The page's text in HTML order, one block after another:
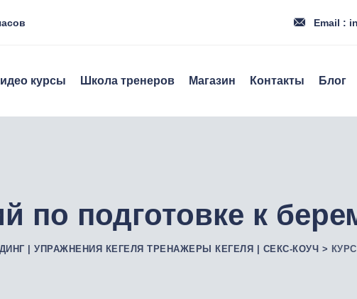
Email :
курсы Школа тренеров Магазин Контакты Блог
по подготовке к
| УПРАЖНЕНИЯ КЕГЕЛЯ ТРЕНАЖЕРЫ КЕГЕЛЯ | СЕКС-КОУЧ >